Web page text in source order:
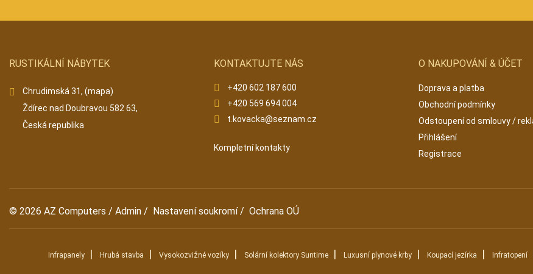
RUSTIKÁLNÍ NÁBYTEK
Chrudimská 31, (mapa)
Ždírec nad Doubravou 582 63,
Česká republika
KONTAKTUJTE NÁS
+420 602 187 600
+420 569 694 004
t.kovacka@seznam.cz
Kompletní kontakty
O NAKUPOVÁNÍ & ÚČET
Doprava a platba
Obchodní podmínky
Odstoupení od smlouvy /
Přihlášení
Registrace
© 2026 AZ Computers / Admin / Nastavení soukromí/ Ochrana OÚ
Infrapanely| Hrubá stavba | Vysokozvižné vozíky| Solární kolektory Suntime| Luxusní plynové krby| Koupací jezírka | Infratopení